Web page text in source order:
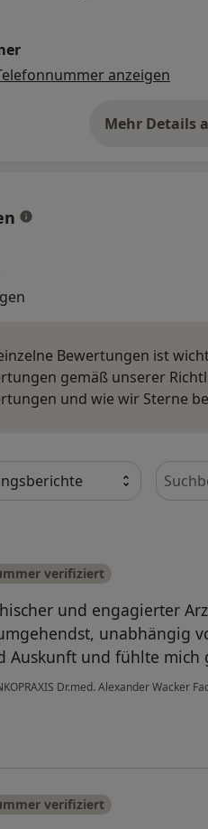
anzeigen
Mehr Details
Bewertungen ist
gemäß unserer
und wie wir Sterne
verifiziert
und engagierter
unabhängig
Auskunft und fühlte mich
Dr.med. Alexander Wacker
verifiziert